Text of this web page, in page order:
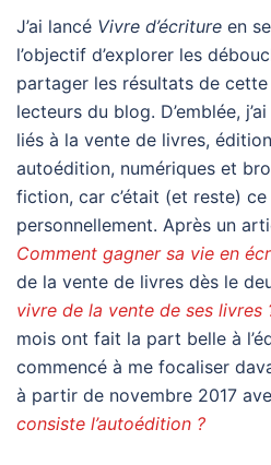
J’ai lancé Vivre d’écriture en
l’objectif d’explorer les
partager les résultats de
lecteurs du blog. D’emblée,
liés à la vente de livres,
autoédition, numériques et
fiction, car c’était (et reste)
personnellement. Après un
Comment gagner sa vie en
de la vente de livres dès le
vivre de la vente de ses livres
mois ont fait la part belle à
commencé à me focaliser
à partir de novembre 2017
consiste l’autoédition ?